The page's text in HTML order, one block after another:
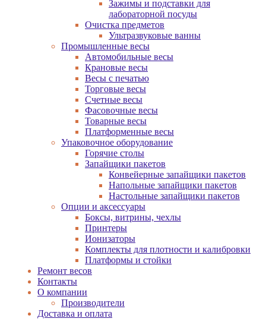
Зажимы и подставки для
лабораторной посуды
Очистка предметов
Ультразвуковые ванны
Промышленные весы
Автомобильные весы
Крановые весы
Весы с печатью
Торговые весы
Счетные весы
Фасовочные весы
Товарные весы
Платформенные весы
Упаковочное оборудование
Горячие столы
Запайщики пакетов
Конвейерные запайщики пакетов
Напольные запайщики пакетов
Настольные запайщики пакетов
Опции и аксессуары
Боксы, витрины, чехлы
Принтеры
Ионизаторы
Комплекты для плотности и калибровки
Платформы и стойки
Ремонт весов
Контакты
О компании
Производители
Доставка и оплата